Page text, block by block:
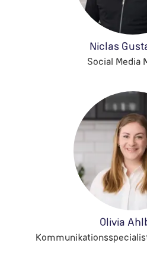
Niclas
Social Media
Olivia